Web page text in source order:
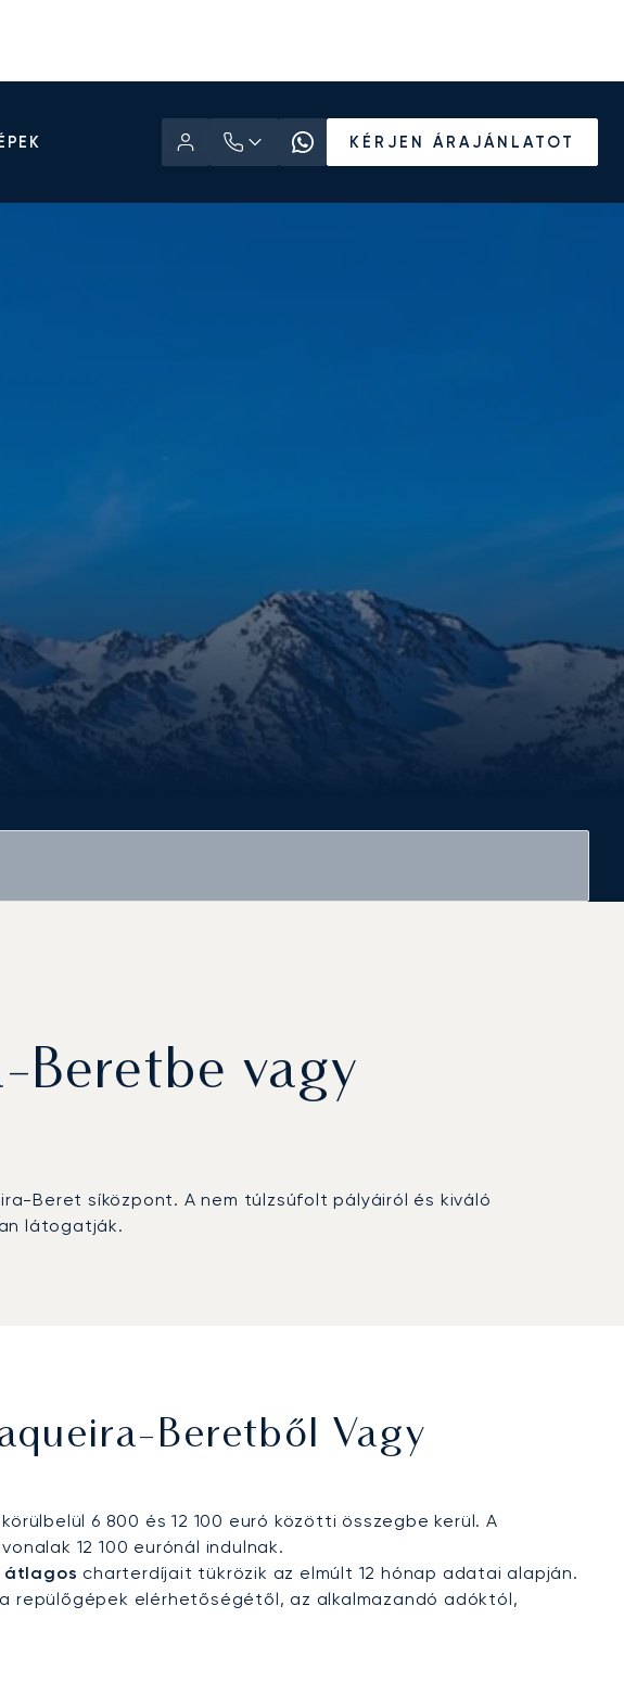
KÉRJEN ÁRAJÁNLATOT
Beretbe vagy
Beret síközpont. A nem túlzsúfolt pályáiról és kiváló
látogatják.
Beretből Vagy
6 800 és 12 100 euró közötti összegbe kerül. A
12 100 eurónál indulnak.
átlagos charterdíjait tükrözik az elmúlt 12 hónap adatai alapján.
repülőgépek elérhetőségétől, az alkalmazandó adóktól,